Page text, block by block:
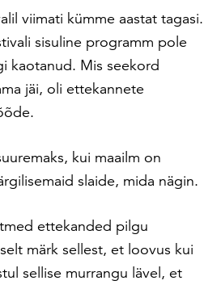
viimati kümme aastat tagasi.
sisuline programm pole
kaotanud. Mis seekord
jäi, oli ettekannete
kui maailm on
slaide, mida nägin.
ettekanded pilgu
märk sellest, et loovus kui
sellise murrangu lävel, et